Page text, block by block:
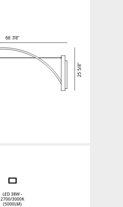
LED 38W -
2700/3000K
(5000LM)